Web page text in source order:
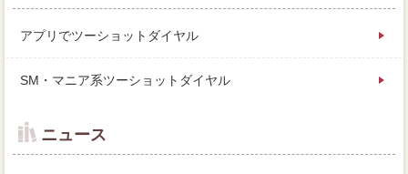
アプリでツーショットダイヤル
SM・マニア系ツーショットダイヤル
ニュース